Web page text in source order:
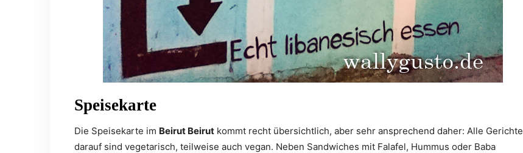
Speisekarte
Die Speisekarte im Beirut Beirut kommt recht übersichtlich, aber sehr ansprechend daher: Alle Gerichte
darauf sind vegetarisch, teilweise auch vegan. Neben Sandwiches mit Falafel, Hummus oder Baba